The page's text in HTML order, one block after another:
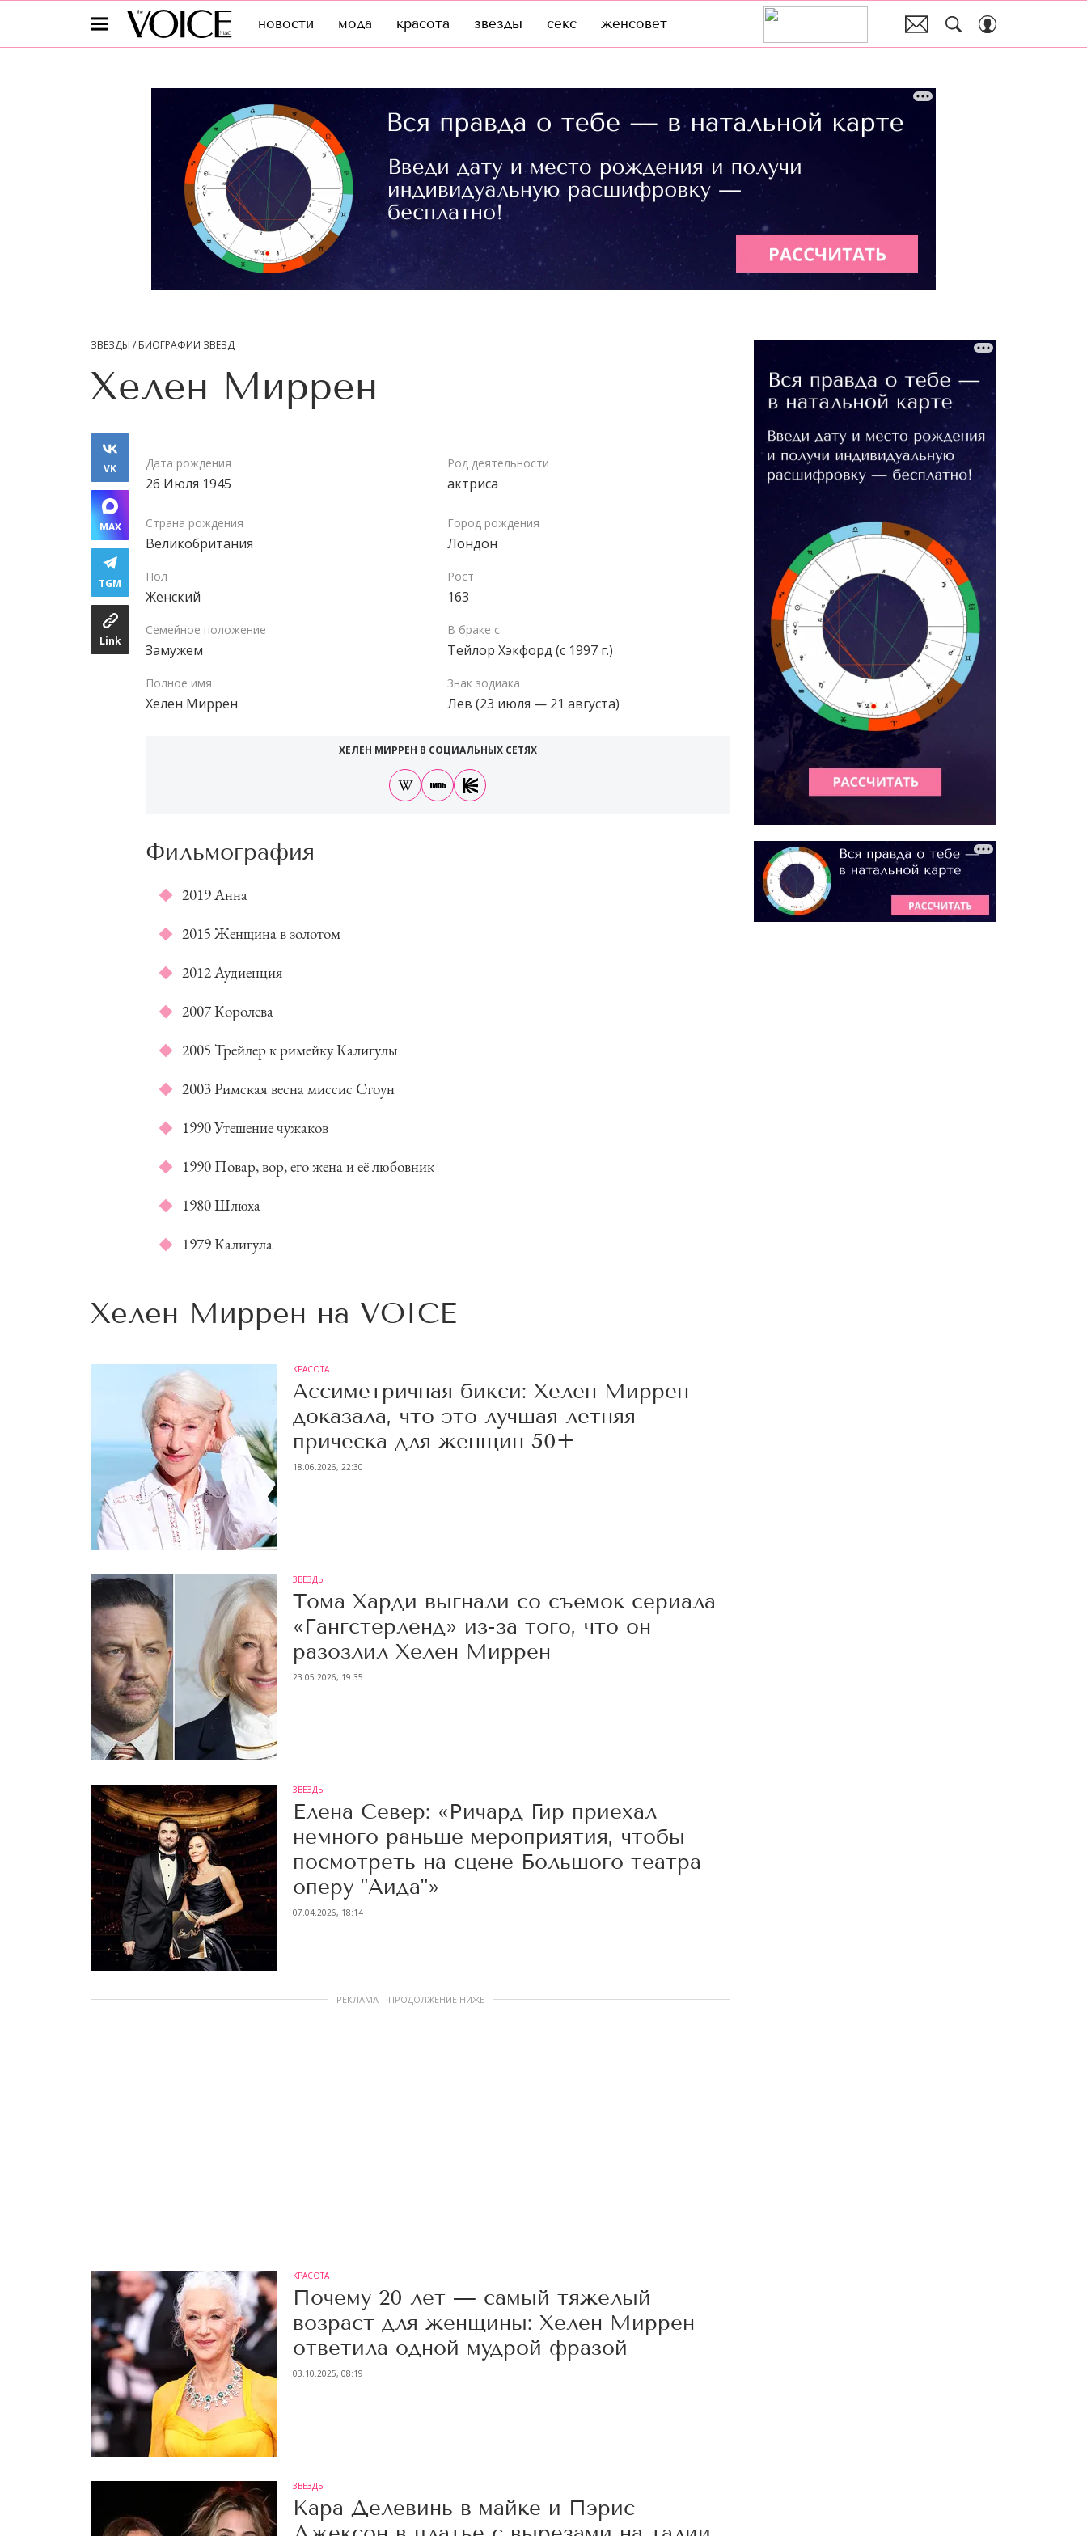
новости мода красота звезды секс женсовет
ЗВЕЗДЫ / БИОГРАФИИ ЗВЕЗД
Хелен Миррен
VK
MAX
TGM
Link
Дата рождения
26 Июля 1945
Род деятельности
актриса
Страна рождения
Великобритания
Город рождения
Лондон
Пол
Женский
Рост
163
Семейное положение
Замужем
В браке с
Тейлор Хэкфорд (с 1997 г.)
Полное имя
Хелен Миррен
Знак зодиака
Лев (23 июля — 21 августа)
ХЕЛЕН МИРРЕН В СОЦИАЛЬНЫХ СЕТЯХ
Фильмография
2019 Анна
2015 Женщина в золотом
2012 Аудиенция
2007 Королева
2005 Трейлер к римейку Калигулы
2003 Римская весна миссис Стоун
1990 Утешение чужаков
1990 Повар, вор, его жена и её любовник
1980 Шлюха
1979 Калигула
Хелен Миррен на VOICE
КРАСОТА
Ассиметричная бикси: Хелен Миррен
доказала, что это лучшая летняя
прическа для женщин 50+
18.06.2026, 22:30
ЗВЕЗДЫ
Тома Харди выгнали со съемок сериала
«Гангстерленд» из-за того, что он
разозлил Хелен Миррен
23.05.2026, 19:35
ЗВЕЗДЫ
Елена Север: «Ричард Гир приехал
немного раньше мероприятия, чтобы
посмотреть на сцене Большого театра
оперу "Аида"»
07.04.2026, 18:14
РЕКЛАМА – ПРОДОЛЖЕНИЕ НИЖЕ
КРАСОТА
Почему 20 лет — самый тяжелый
возраст для женщины: Хелен Миррен
ответила одной мудрой фразой
03.10.2025, 08:19
ЗВЕЗДЫ
Кара Делевинь в майке и Пэрис